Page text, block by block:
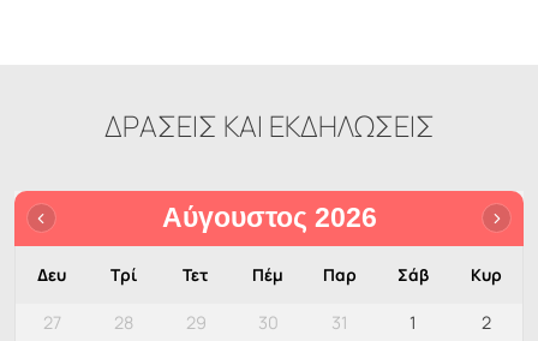
ΔΡΑΣΕΙΣ ΚΑΙ ΕΚΔΗΛΩΣΕΙΣ
Αύγουστος 2026
Δευ Τρί Τετ Πέμ Παρ Σάβ Κυρ
27 28 29 30 31 1
2